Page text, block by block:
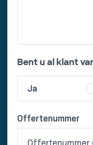
Bent u al klant
Ja
Offertenummer